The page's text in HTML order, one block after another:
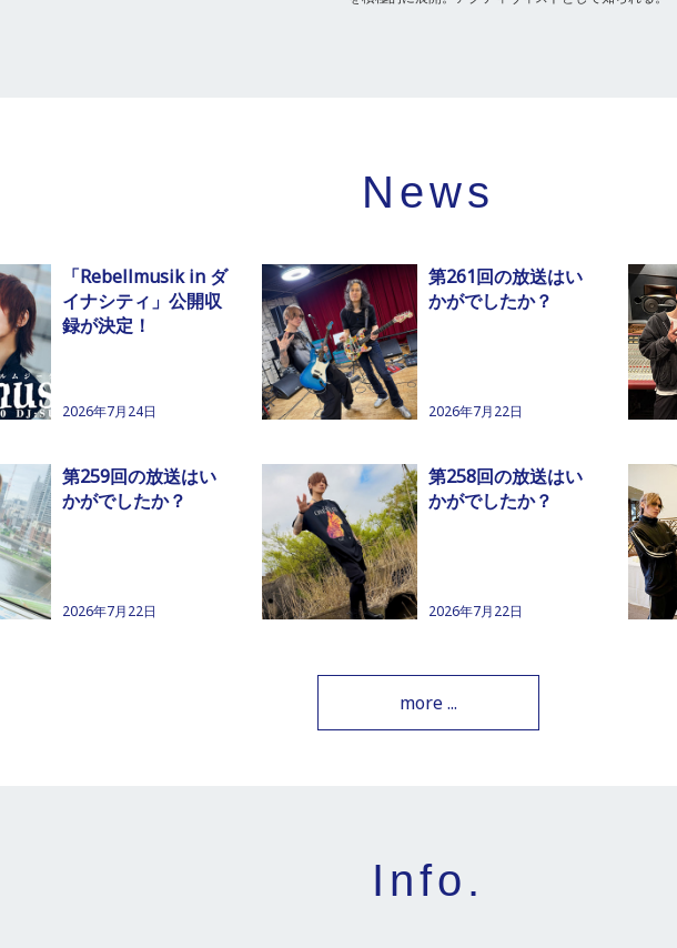
News
「Rebellmusik in ダ
イナシティ」公開収
録が決定！
2026年7月24日
第261回の放送はい
かがでしたか？
2026年7月22日
第259回の放送はい
かがでしたか？
2026年7月22日
第258回の放送はい
かがでしたか？
2026年7月22日
more ...
Info.